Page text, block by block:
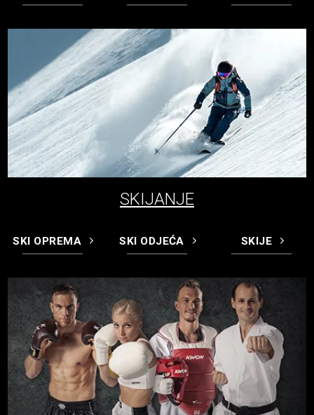
SKIJANJE
SKI OPREMA SKI ODJEĆA SKIJE